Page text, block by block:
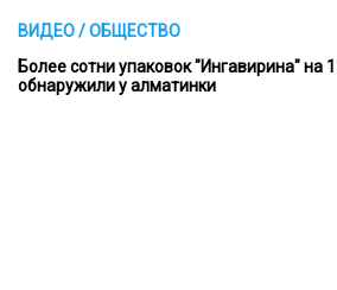
ВИДЕО / ОБЩЕСТВО
Более сотни упаковок "Ингавирина" на
обнаружили у алматинки